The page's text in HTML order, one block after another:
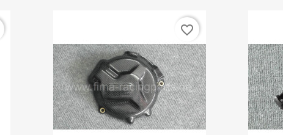
favorite_border